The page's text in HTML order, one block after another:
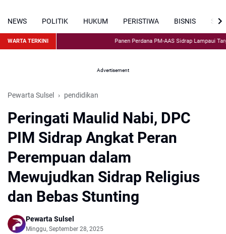
NEWS POLITIK HUKUM PERISTIWA BISNIS
WARTA TERKINI Panen Perdana PM-AAS Sidrap Lampaui
Advertisement
Pewarta Sulsel pendidikan
Peringati Maulid Nabi, DPC
PIM Sidrap Angkat Peran
Perempuan dalam
Mewujudkan Sidrap Religius
dan Bebas Stunting
Pewarta Sulsel
Minggu, September 28, 2025